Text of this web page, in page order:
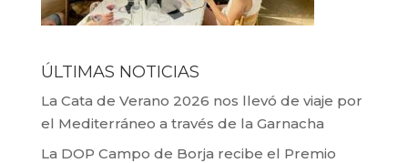
ÚLTIMAS NOTICIAS
La Cata de Verano 2026 nos llevó de viaje por
el Mediterráneo a través de la Garnacha
La DOP Campo de Borja recibe el Premio